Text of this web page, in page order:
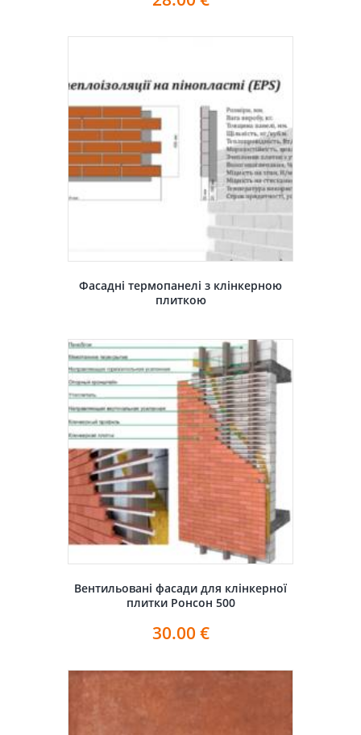
Фасадні термопанелі з клінкерною
плиткою
Вентильовані фасади для клінкерної
плитки Ронсон 500
30.00 €